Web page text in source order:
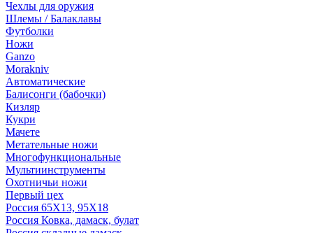
Чехлы для оружия
Шлемы / Балаклавы
Футболки
Ножи
Ganzo
Morakniv
Автоматические
Балисонги (бабочки)
Кизляр
Кукри
Мачете
Метательные ножи
Многофункциональные
Мультиинструменты
Охотничьи ножи
Первый цех
Россия 65Х13, 95Х18
Россия Ковка, дамаск, булат